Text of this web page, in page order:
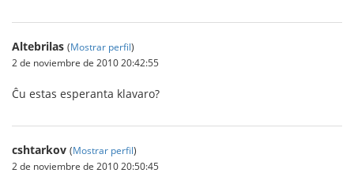
Altebrilas (Mostrar perfil)
2 de noviembre de 2010 20:42:55
Ĉu estas esperanta klavaro?
cshtarkov (Mostrar perfil)
2 de noviembre de 2010 20:50:45